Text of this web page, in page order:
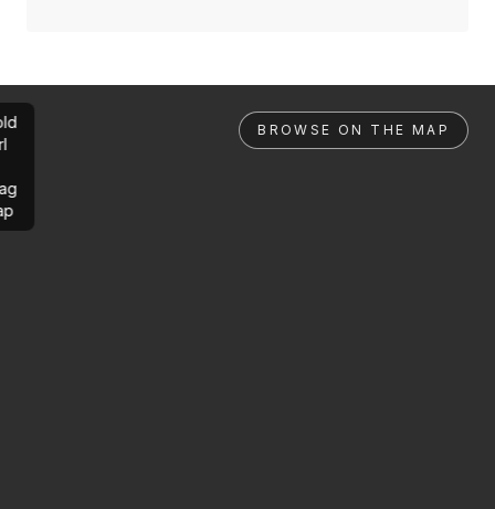
BROWSE ON THE MAP